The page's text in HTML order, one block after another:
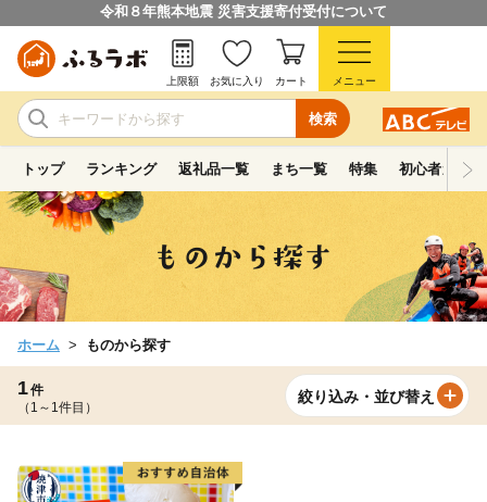
令和８年熊本地震 災害支援寄付受付について
検索
上限額 お気に入り カート メニュー
トップ ランキング 返礼品一覧 まち一覧 特集 初心者ガイド
ホーム ものから探す
1件
（1～1件目）
絞り込み・並び替え